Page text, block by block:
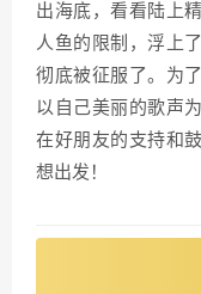
出海底，看看陆上
人鱼的限制，浮上
彻底被征服了。为
以自己美丽的歌声
在好朋友的支持和
想出发！